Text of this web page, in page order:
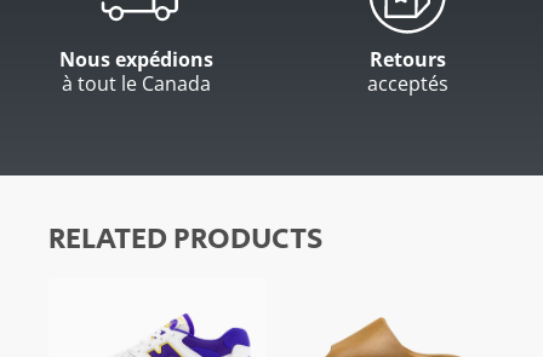
Nous expédions
à tout le Canada
Retours
acceptés
RELATED PRODUCTS